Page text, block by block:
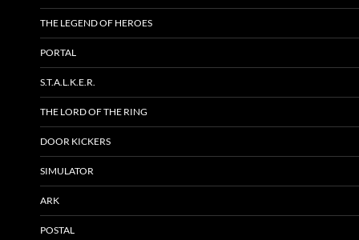
THE LEGEND OF HEROES
PORTAL
S.T.A.L.K.E.R.
THE LORD OF THE RING
DOOR KICKERS
SIMULATOR
ARK
POSTAL